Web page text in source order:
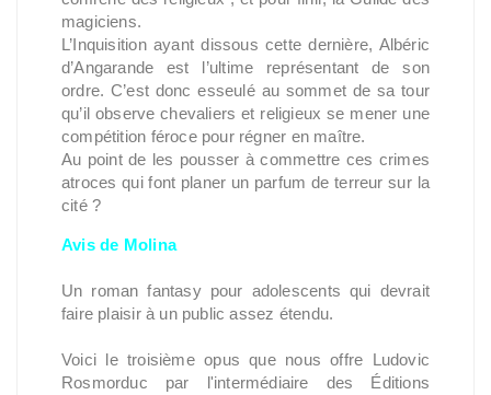
magiciens.
L’Inquisition ayant dissous cette dernière, Albéric
d’Angarande est l’ultime représentant de son
ordre. C’est donc esseulé au sommet de sa tour
qu’il observe chevaliers et religieux se mener une
compétition féroce pour régner en maître.
Au point de les pousser à commettre ces crimes
atroces qui font planer un parfum de terreur sur la
cité ?
Avis de Molina
Un roman fantasy pour adolescents qui devrait
faire plaisir à un public assez étendu.
Voici le troisième opus que nous offre Ludovic
Rosmorduc par l'intermédiaire des Éditions